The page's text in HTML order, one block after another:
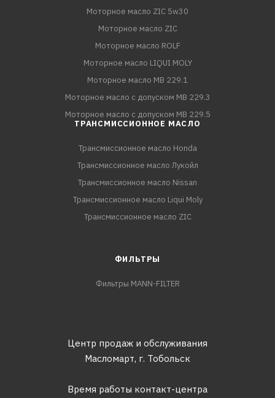
Моторное масло ZIC 5w30
Моторное масло ZIC
Моторное масло ROLF
Моторное масло LIQUI MOLY
Моторное масло MB 229.1
Моторное масло с допуском MB 229.3
Моторное масло с допуском MB 229.5
ТРАНСМИССИОННОЕ МАСЛО
Трансмиссионное масло Honda
Трансмиссионное масло Лукойл
Трансмиссионное масло Nissan
Трансмиссионное масло Liqui Moly
Трансмиссионное масло ZIC
ФИЛЬТРЫ
Фильтры MANN-FILTER
Центр продаж и обслуживания
Масломарт, г. Тобольск
Время работы контакт-центра